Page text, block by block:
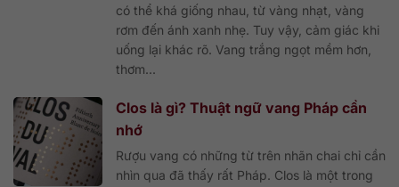
có thể khá giống nhau, từ vàng nhạt, vàng
rơm đến ánh xanh nhẹ. Tuy vậy, cảm giác khi
uống lại khác rõ. Vang trắng ngọt mềm hơn,
thơm...
Clos là gì? Thuật ngữ vang Pháp cần
nhớ
Rượu vang có những từ trên nhãn chai chỉ cần
nhìn qua đã thấy rất Pháp. Clos là một trong